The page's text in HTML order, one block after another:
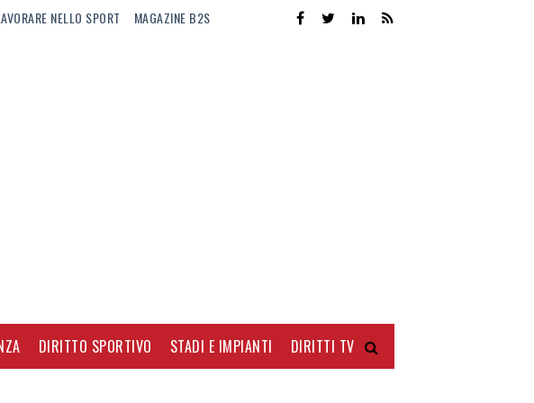
NELLO SPORT MAGAZINE B2S
DIRITTO SPORTIVO STADI E IMPIANTI DIRITTI TV